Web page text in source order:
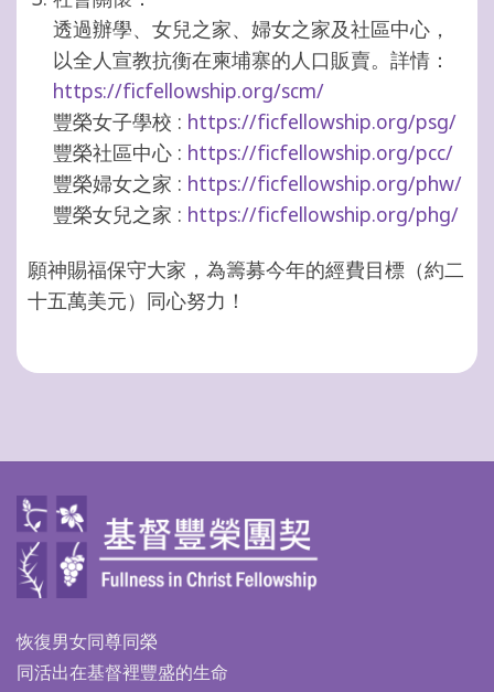
透過辦學、女兒之家、婦女之家及社區中心，
以全人宣教抗衡在柬埔寨的人口販賣。詳情：
https://ficfellowship.org/scm/
豐榮女子學校 : https://ficfellowship.org/psg/
豐榮社區中心 : https://ficfellowship.org/pcc/
豐榮婦女之家 : https://ficfellowship.org/phw/
豐榮女兒之家 : https://ficfellowship.org/phg/
願神賜福保守大家，為籌募今年的經費目標（約二
十五萬美元）同心努力！
恢復男女同尊同榮
同活出在基督裡豐盛的生命